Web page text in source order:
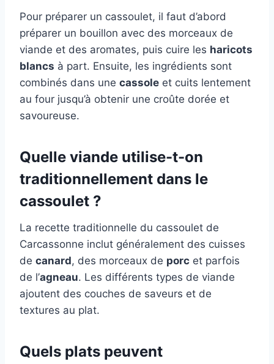
Pour préparer un cassoulet, il faut d’abord
préparer un bouillon avec des morceaux de
viande et des aromates, puis cuire les haricots
blancs à part. Ensuite, les ingrédients sont
combinés dans une cassole et cuits lentement
au four jusqu’à obtenir une croûte dorée et
savoureuse.
Quelle viande utilise-t-on
traditionnellement dans le
cassoulet ?
La recette traditionnelle du cassoulet de
Carcassonne inclut généralement des cuisses
de canard, des morceaux de porc et parfois
de l’agneau. Les différents types de viande
ajoutent des couches de saveurs et de
textures au plat.
Quels plats peuvent